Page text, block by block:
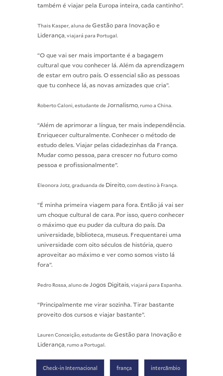
também é viajar pela Europa inteira, cada cantinho”.
Thais Kasper, aluna de Gestão para Inovação e
Liderança, viajará para Portugal.
“O que vai ser mais importante é a bagagem
cultural que vou conhecer lá. Além da aprendizagem
de estar em outro país. O essencial são as pessoas
que tu conhece lá, as novas amizades que cria”.
Roberto Caloni, estudante de Jornalismo, rumo a China.
“Além de aprimorar a língua, ter mais independência.
Enriquecer culturalmente. Conhecer o método de
estudo deles. Viajar pelas cidadezinhas da França.
Mudar como pessoa, para crescer no futuro como
pessoa e profissionalmente”.
Eleonora Jotz, graduanda de Direito, com destino à França.
“É minha primeira viagem para fora. Então já vai ser
um choque cultural de cara. Por isso, quero conhecer
o máximo que eu puder da cultura do país. Da
universidade, biblioteca, museus. Frequentarei uma
universidade com oito séculos de história, quero
aproveitar ao máximo e ver como somos visto lá
fora”.
Pedro Rossa, aluno de Jogos Digitais, viajará para Espanha.
“Principalmente me virar sozinha. Tirar bastante
proveito dos cursos e viajar bastante”.
Lauren Conceição, estudante de Gestão para Inovação e
Liderança, rumo a Portugal.
Check-in Internacional frança intercãmbio